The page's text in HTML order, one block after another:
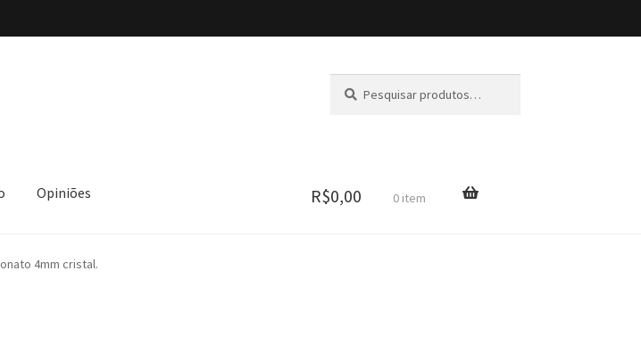
por:
Opiniões R$0,00 0 item
4mm cristal.